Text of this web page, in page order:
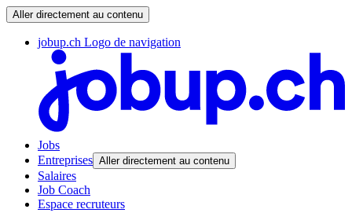
Aller directement au contenu
jobup.ch Logo de navigation
Jobs
Entreprises Aller directement au contenu
Salaires
Job Coach
Espace recruteurs